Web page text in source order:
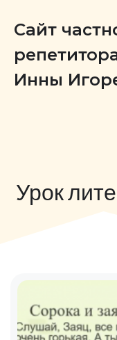
Сайт
Инны
Урок